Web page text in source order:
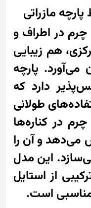
در اطراف و
هم زیبایی
می‌آورد. پارچه
دارد که
طولانی
در کناره‌ها
می‌دهد و آن را
این مدل
از استایل
مناسبی است.